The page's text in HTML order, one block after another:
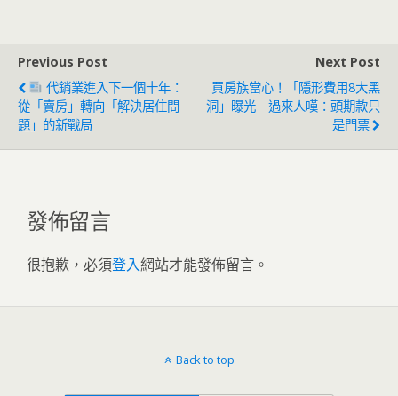
Previous Post
代銷業進入下一個十年：
從「賣房」轉向「解決居住問
題」的新戰局
Next Post
買房族當心！「隱形費用8大黑
洞」曝光 過來人嘆：頭期款只
是門票
發佈留言
很抱歉，必須登入網站才能發佈留言。
Back to top